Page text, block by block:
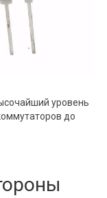
уровень
до